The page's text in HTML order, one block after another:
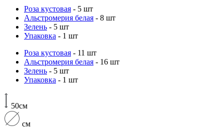
Роза кустовая - 5 шт
Альстромерия белая - 8 шт
Зелень - 5 шт
Упаковка - 1 шт
Роза кустовая - 11 шт
Альстромерия белая - 16 шт
Зелень - 5 шт
Упаковка - 1 шт
50см
см